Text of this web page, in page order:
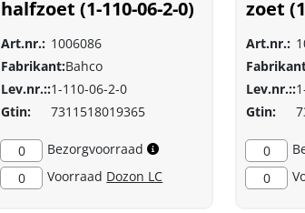
halfzoet (1-110-06-2-0)
Art.nr.: 1006086
Fabrikant:Bahco
Lev.nr.::1-110-06-2-0
Gtin:
7311518019365
0
Bezorgvoorraad
0
Voorraad Dozon LC
zoet
Art.nr.:
Lev.nr.::
Gtin:
0
0